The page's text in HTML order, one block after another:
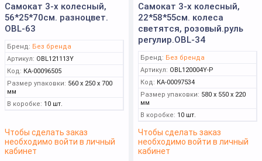
Самокат 3-х колесный,
56*25*70см. разноцвет.
OBL-63
Бренд: Без бренда
Артикул: OBL121113Y
Код: КА-00096505
Размер упаковки: 560 x 250 x 700
мм
В коробке: 10 шт.
Чтобы сделать заказ
необходимо войти в личный
кабинет
Самокат 3-х колесный,
22*58*55см. колеса
светятся, розовый.руль
регулир.OBL-34
Бренд: Без бренда
Артикул: OBL120004Y-Р
Код: КА-00097534
Размер упаковки: 580 x 550 x 220
мм
В коробке: 10 шт.
Чтобы сделать заказ
необходимо войти в личный
кабинет